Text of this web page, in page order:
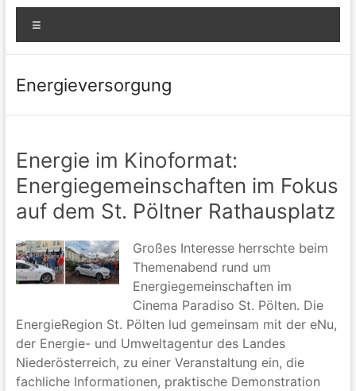
Energieversorgung
Energie im Kinoformat:
Energiegemeinschaften im Fokus
auf dem St. Pöltner Rathausplatz
Großes Interesse herrschte beim
Themenabend rund um
Energiegemeinschaften im
Cinema Paradiso St. Pölten. Die
EnergieRegion St. Pölten lud gemeinsam mit der eNu,
der Energie- und Umweltagentur des Landes
Niederösterreich, zu einer Veranstaltung ein, die
fachliche Informationen, praktische Demonstration